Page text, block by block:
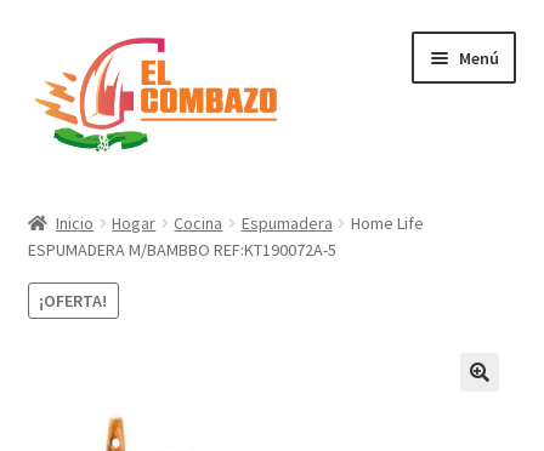
Menú
DJ, Audio e Iluminación PRO
Grabación de Audio & Video
Inicio Hogar Cocina Espumadera
Home Life
ESPUMADERA M/BAMBBO REF:KT190072A-5
¡OFERTA!